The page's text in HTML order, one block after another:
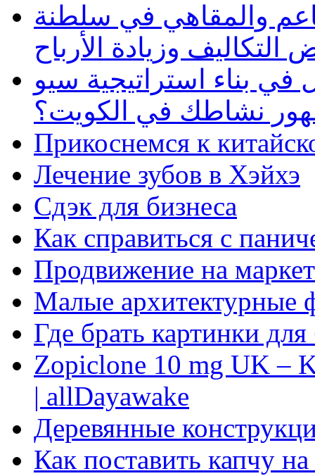
والمقاهي في سلطنة
وزيادة الأرباح
بناء استراتيجية سيو
نشاطك في الكويت؟
Прикоснемся к
Лечение зубов в Хэйхэ
Сдэк для бизнеса
Как справиться с
Продвижение на
Малые архитектурные
Где брать картинки
Zopiclone 10 mg UK –
| allDayawake
Деревянные
Как поставить капчу